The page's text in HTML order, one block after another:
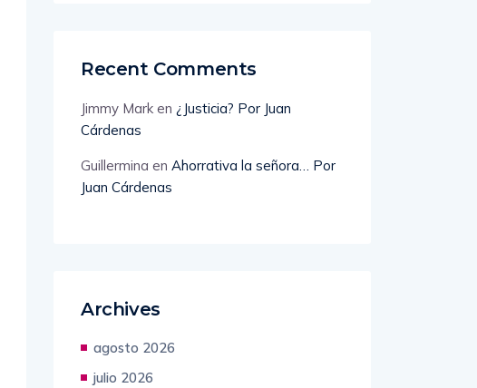
Recent Comments
Jimmy Mark en ¿Justicia? Por Juan
Cárdenas
Guillermina en Ahorrativa la señora… Por
Juan Cárdenas
Archives
agosto 2026
julio 2026